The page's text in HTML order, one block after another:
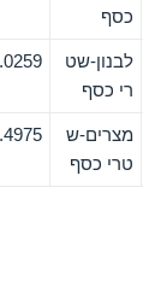
כסף
לבנון-שט
רי כסף
מצרים-ש
טרי כסף